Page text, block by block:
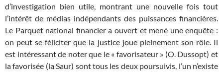
d’investigation bien utile, montrant une nouvelle fois tout
l’intérêt de médias indépendants des puissances financières.
Le Parquet national financier a ouvert et mené une enquête :
on peut se féliciter que la justice joue pleinement son rôle. Il
est intéressant de noter que le « favorisateur » (O. Dussopt) et
la favorisée (la Saur) sont tous les deux poursuivis, l’un n’existe